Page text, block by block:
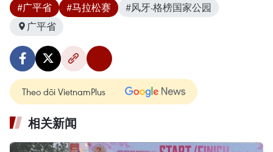
#广平省 #马拉松赛
#风牙-格榜国家公园
广平省
Theo dõi VietnamPlus
相关新闻